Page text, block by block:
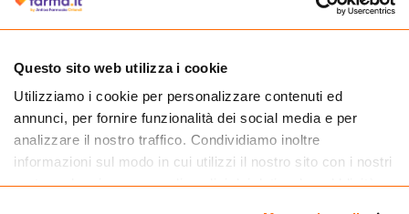
Questo sito web utilizza i cookie
Utilizziamo i cookie per personalizzare contenuti ed
annunci, per fornire funzionalità dei social media e per
analizzare il nostro traffico. Condividiamo inoltre
informazioni sul modo in cui utilizzi il nostro sito con i nostri
partner che si occupano di analisi dei dati web, pubblicità e
Cliccando il badge, puoi verificare che Farma.it è un'entità regolarmente
autorizzata dal Ministero della Salute a effettuare la vendita online di
medicinali.